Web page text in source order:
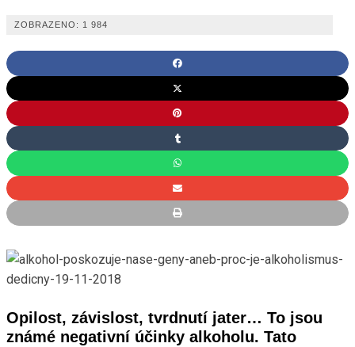
ZOBRAZENO: 1 984
Opilost, závislost, tvrdnutí jater… To jsou
známé negativní účinky alkoholu. Tato